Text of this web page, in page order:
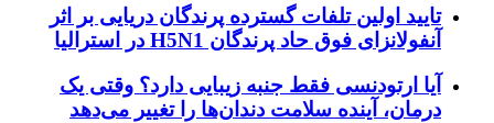
تایید اولین تلفات گسترده پرندگان دریایی بر اثر
آنفولانزای فوق حاد پرندگان H5N1 در استرالیا
آیا ارتودنسی فقط جنبه زیبایی دارد؟ وقتی یک
درمان، آینده سلامت دندان‌ها را تغییر می‌دهد